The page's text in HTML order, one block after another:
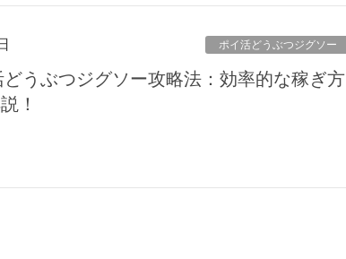
ポイ活どうぶつジグソー
どうぶつジグソー攻略法：効率的な稼ぎ方
！